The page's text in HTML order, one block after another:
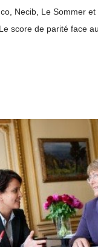
Necib, Le Sommer
score de parité face
de rencontre, sur
, championne du
marqué son petit